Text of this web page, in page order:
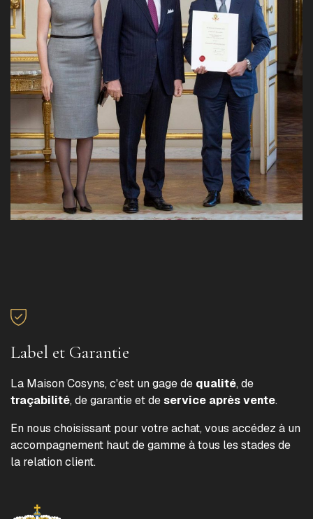
Label et Garantie
La Maison Cosyns, c'est un gage de qualité, de
traçabilité, de garantie et deservice après vente.
En nous choisissant pour votre achat, vous accédez à un
accompagnement haut de gamme à tous les stades de
la relation client.